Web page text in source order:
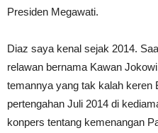
Presiden Megawati.
Diaz saya kenal sejak 2014.
relawan bernama Kawan
temannya yang tak kalah keren
pertengahan Juli 2014 di
konpers tentang kemenangan